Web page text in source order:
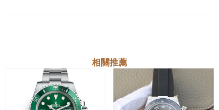
相關推薦